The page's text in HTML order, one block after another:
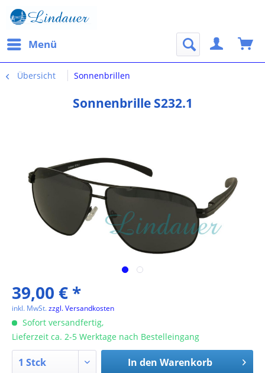
Menü
Übersicht Sonnenbrillen
Sonnenbrille S232.1
39,00 € *
inkl. MwSt.zzgl. Versandkosten
Sofort versandfertig,
Lieferzeit ca. 2-5 Werktage nach Bestelleingang
In den Warenkorb